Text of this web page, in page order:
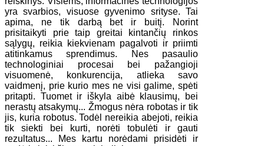
yra svarbios, visuose gyvenimo srityse. Tai
apima, ne tik darbą bet ir buitį. Norint
prisitaikyti prie taip greitai kintančių rinkos
sąlygų, reikia kiekvienam pagalvoti ir priimti
atitinkamus sprendimus. Nes pasaulio
technologiniai procesai bei pažangioji
visuomenė, konkurencija, atlieka savo
vaidmenį, prie kurio mes ne visi galime, spėti
pritapti. Tuomet ir iškyla aibė klausimų, bei
nerastų atsakymų... Žmogus nėra robotas ir tik
jis, kuria robotus. Todėl nereikia abejoti, reikia
tik siekti bei kurti, norėti tobulėti ir gauti
rezultatus... Mes kartu norėdami prisidėti ir